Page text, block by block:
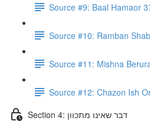
Section 4: דבר שאינו מתכוון